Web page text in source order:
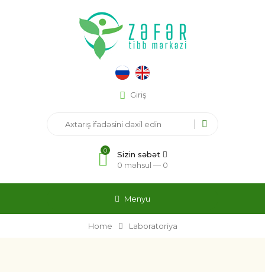
Giriş
0
Sizin səbət
0 məhsul — 0
Menyu
Home Laboratoriya